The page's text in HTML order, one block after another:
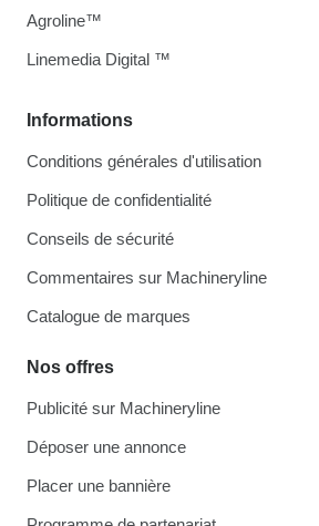
Informations
Conditions générales d'utilisation
Politique de confidentialité
Conseils de sécurité
Commentaires sur Machineryline
Catalogue de marques
Nos offres
Publicité sur Machineryline
Déposer une annonce
Placer une bannière
Agroline™
Linemedia Digital ™